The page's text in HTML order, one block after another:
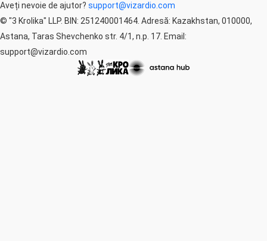
Aveți nevoie de ajutor? support@vizardio.com
© "3 Krolika" LLP. BIN: 251240001464. Adresă: Kazakhstan, 010000,
Astana, Taras Shevchenko str. 4/1, n.p. 17. Email:
support@vizardio.com